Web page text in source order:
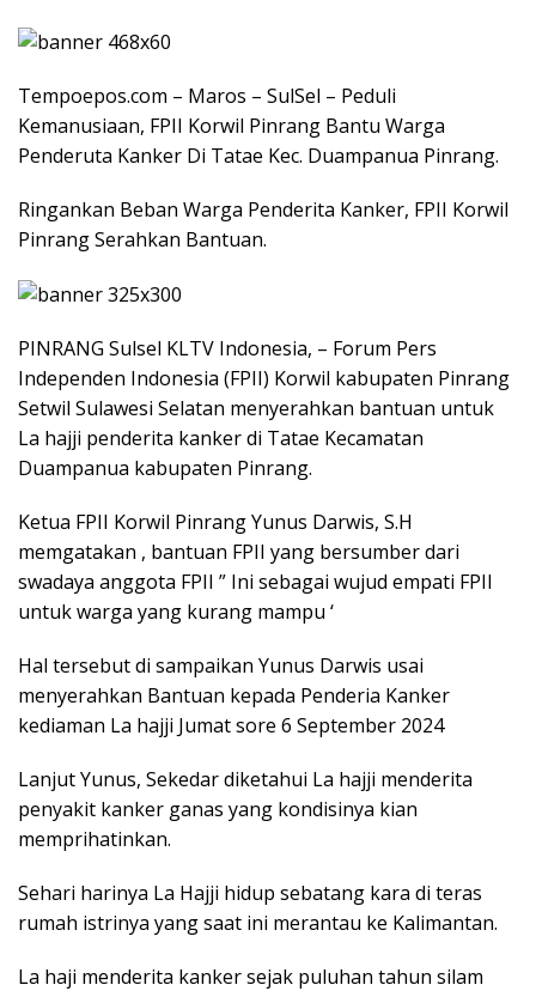
Tempoepos.com – Maros – SulSel – Peduli
Kemanusiaan, FPII Korwil Pinrang Bantu Warga
Penderuta Kanker Di Tatae Kec. Duampanua Pinrang.
Ringankan Beban Warga Penderita Kanker, FPII Korwil
Pinrang Serahkan Bantuan.
PINRANG Sulsel KLTV Indonesia, – Forum Pers
Independen Indonesia (FPII) Korwil kabupaten Pinrang
Setwil Sulawesi Selatan menyerahkan bantuan untuk
La hajji penderita kanker di Tatae Kecamatan
Duampanua kabupaten Pinrang.
Ketua FPII Korwil Pinrang Yunus Darwis, S.H
memgatakan , bantuan FPII yang bersumber dari
swadaya anggota FPII ” Ini sebagai wujud empati FPII
untuk warga yang kurang mampu ‘
Hal tersebut di sampaikan Yunus Darwis usai
menyerahkan Bantuan kepada Penderia Kanker
kediaman La hajji Jumat sore 6 September 2024
Lanjut Yunus, Sekedar diketahui La hajji menderita
penyakit kanker ganas yang kondisinya kian
memprihatinkan.
Sehari harinya La Hajji hidup sebatang kara di teras
rumah istrinya yang saat ini merantau ke Kalimantan.
La haji menderita kanker sejak puluhan tahun silam